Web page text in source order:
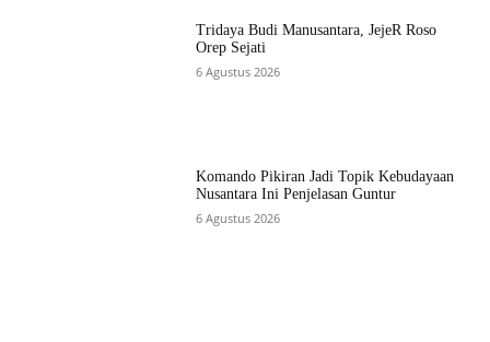
Tridaya Budi Manusantara, JejeR Roso
Orep Sejati
6 Agustus 2026
Komando Pikiran Jadi Topik Kebudayaan
Nusantara Ini Penjelasan Guntur
6 Agustus 2026